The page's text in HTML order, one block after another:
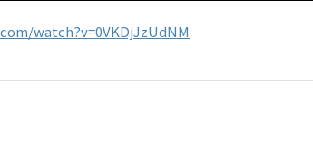
watch?v=0VKDjJzUdNM